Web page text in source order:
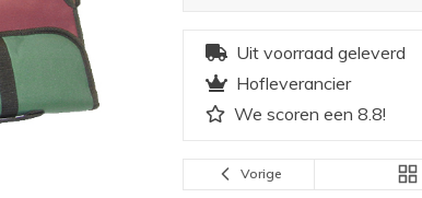
Uit voorraad geleverd
Hofleverancier
We scoren een 8.8!
Vorige